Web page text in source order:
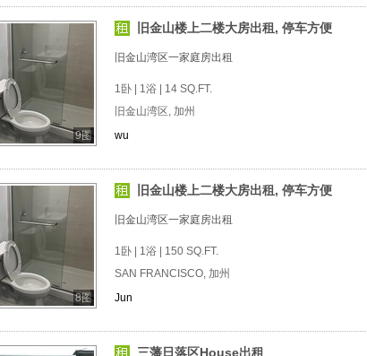
9图
旧金山楼上二楼大房出租, 停车方便
旧金山湾区一家庭房出租
1卧 | 1浴 | 14 SQ.FT.
旧金山湾区, 加州
wu
8图
旧金山楼上二楼大房出租, 停车方便
旧金山湾区一家庭房出租
1卧 | 1浴 | 150 SQ.FT.
SAN FRANCISCO, 加州
Jun
三藩日落区House出租